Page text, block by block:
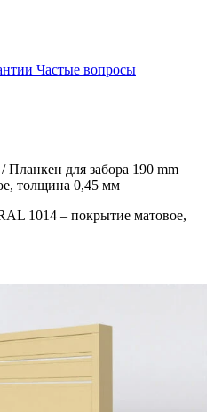
Частые вопросы
/Планкен для забора 190 mm
толщина 0,45 мм
1014 – покрытие матовое,